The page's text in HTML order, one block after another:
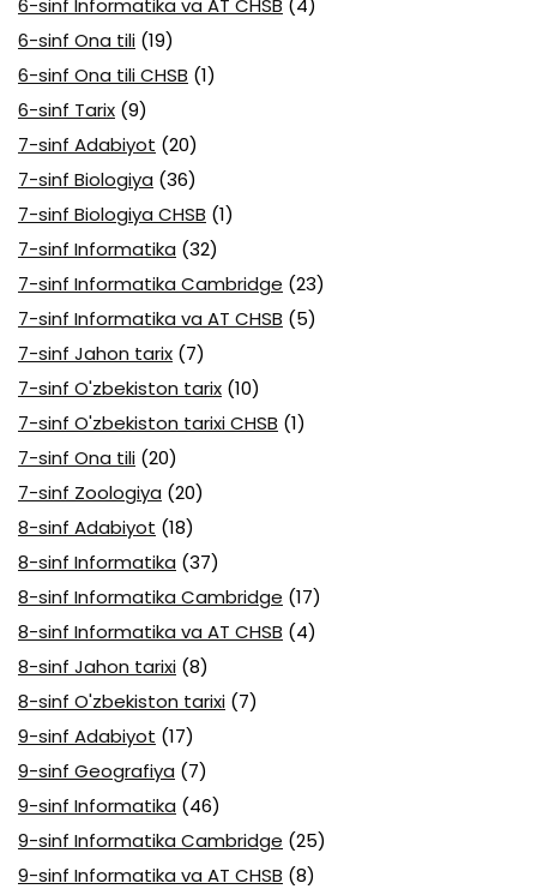
6-sinf Informatika va AT CHSB (4)
6-sinf Ona tili (19)
6-sinf Ona tili CHSB (1)
6-sinf Tarix (9)
7-sinf Adabiyot (20)
7-sinf Biologiya (36)
7-sinf Biologiya CHSB (1)
7-sinf Informatika (32)
7-sinf Informatika Cambridge (23)
7-sinf Informatika va AT CHSB (5)
7-sinf Jahon tarix (7)
7-sinf O'zbekiston tarix (10)
7-sinf O'zbekiston tarixi CHSB (1)
7-sinf Ona tili (20)
7-sinf Zoologiya (20)
8-sinf Adabiyot (18)
8-sinf Informatika (37)
8-sinf Informatika Cambridge (17)
8-sinf Informatika va AT CHSB (4)
8-sinf Jahon tarixi (8)
8-sinf O'zbekiston tarixi (7)
9-sinf Adabiyot (17)
9-sinf Geografiya (7)
9-sinf Informatika (46)
9-sinf Informatika Cambridge (25)
9-sinf Informatika va AT CHSB (8)